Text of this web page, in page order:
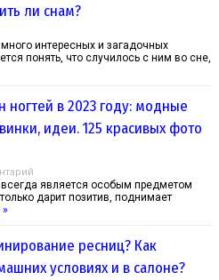
ли снам?
интересных и загадочных
понять, что случилось с ним во сне,
ногтей в 2023 году: модные
идеи. 125 красивых фото
является особым предметом
дарит позитив, поднимает
ресниц? Как
условиях и в салоне?